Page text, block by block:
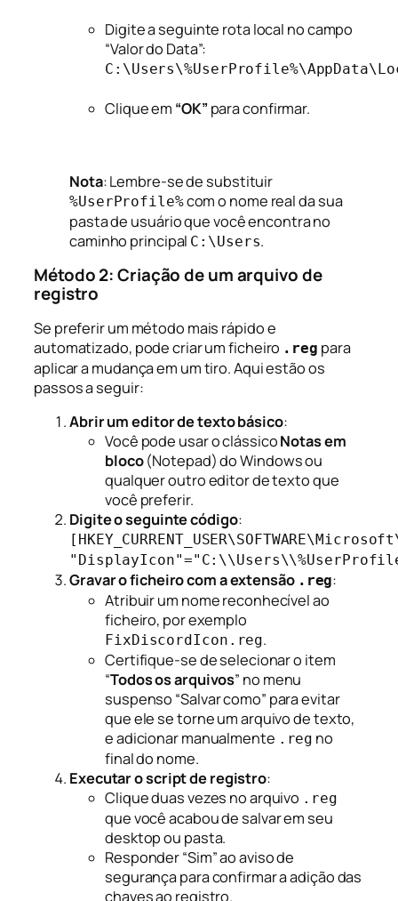
Digite a seguinte rota local no campo
“Valor do Data”:
Clique em “OK” para confirmar.
Nota: Lembre-se de substituir
%UserProfile%com o nome real da sua
pasta de usuário que você encontra no
caminho principal C:\Users.
Método 2: Criação de um arquivo de
registro
Se preferir um método mais rápido e
automatizado, pode criar um ficheiro .reg para
aplicar a mudança em um tiro. Aqui estão os
passos a seguir:
Abrir um editor de texto básico:
Você pode usar o clássicoNotas em
bloco(Notepad) do Windows ou
qualquer outro editor de texto que
você preferir.
Digite o seguinte código:
Gravar o ficheiro com a extensão .reg:
Atribuir um nome reconhecível ao
ficheiro, por exemplo
FixDiscordIcon.reg.
Certifique-se de selecionar o item
“Todos os arquivos” no menu
suspenso “Salvar como” para evitar
que ele se torne um arquivo de texto,
e adicionar manualmente .reg no
final do nome.
Executar o script de registro:
Clique duas vezes no arquivo .reg
que você acabou de salvar em seu
desktop ou pasta.
Responder “Sim” ao aviso de
segurança para confirmar a adição das
chaves ao registro.